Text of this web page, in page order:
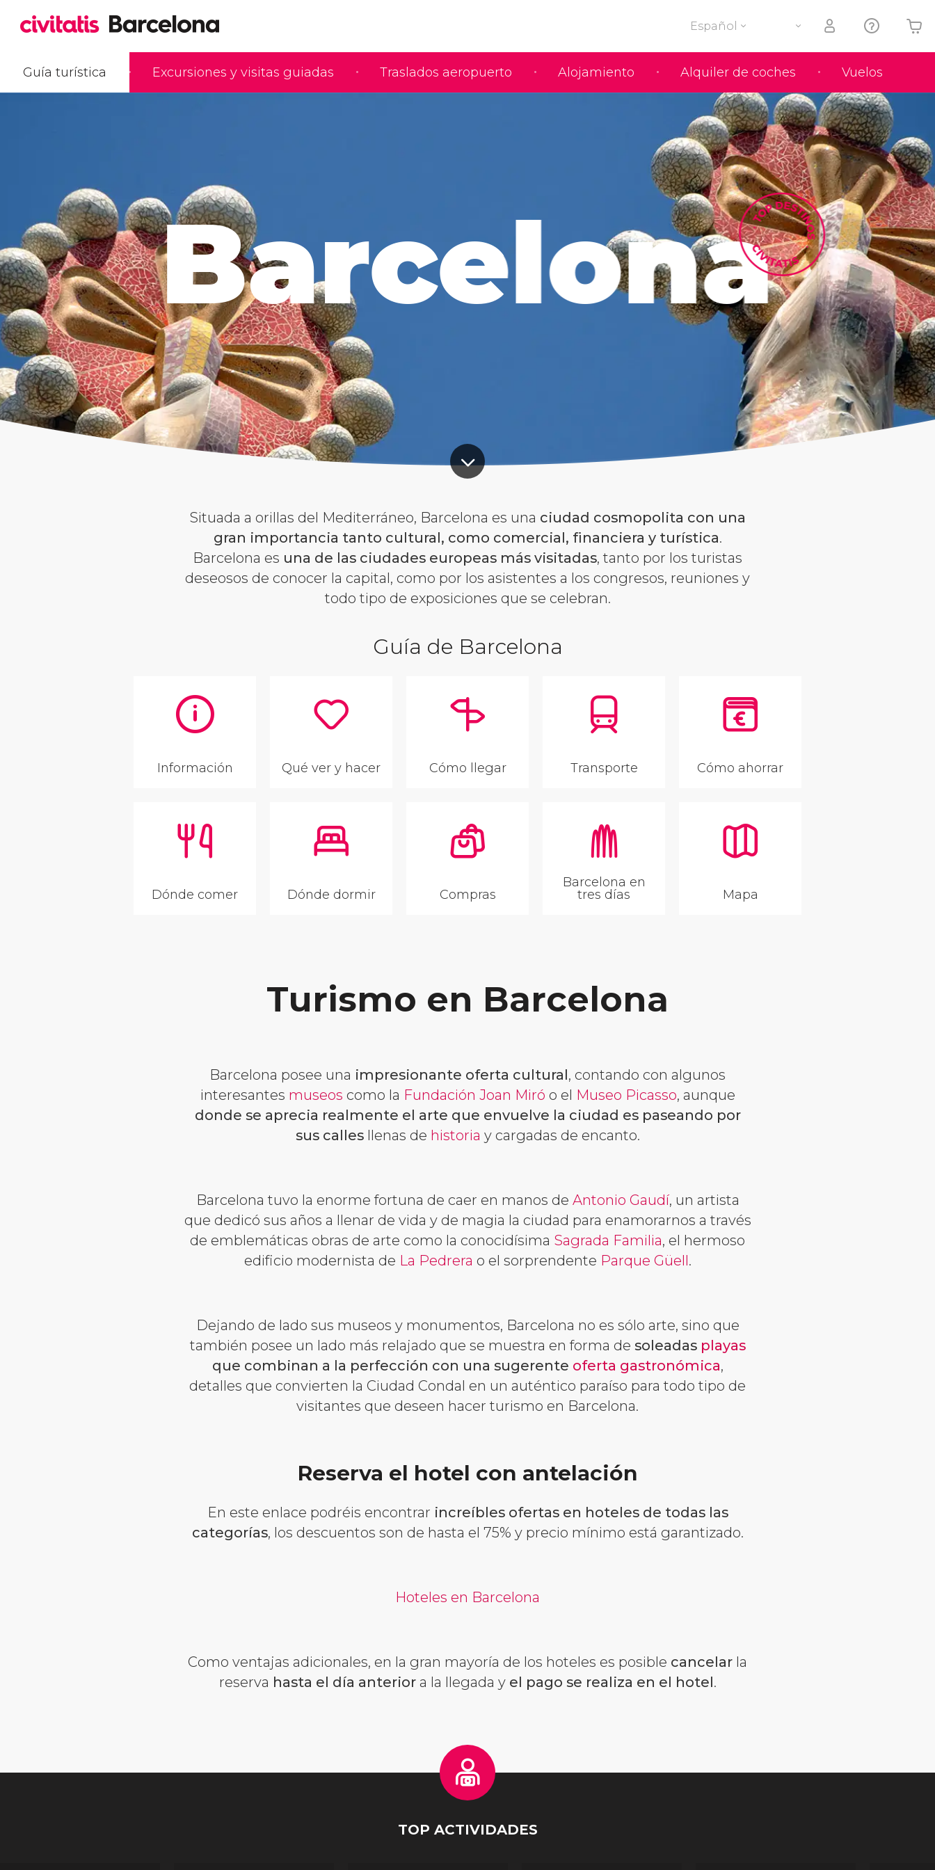
Guía turística Excursiones y visitas guiadas Traslados aeropuerto Alojamiento Alquiler de coches Vuelos
Español
Tu carrito está vacío
Barcelona
Situada a orillas del Mediterráneo, Barcelona es una ciudad cosmopolita con una
gran importancia tanto cultural, como comercial, financiera y turística.
Barcelona es una de las ciudades europeas más visitadas, tanto por los turistas
deseosos de conocer la capital, como por los asistentes a los congresos, reuniones y
todo tipo de exposiciones que se celebran.
Guía de Barcelona
Información Qué ver y hacer Cómo llegar Transporte Cómo ahorrar
Dónde comer Dónde dormir Compras
Barcelona en
tres días
Mapa
Turismo en Barcelona
Barcelona posee una impresionante oferta cultural, contando con algunos
interesantes museos como la Fundación Joan Miró o el Museo Picasso, aunque
donde se aprecia realmente el arte que envuelve la ciudad es paseando por
sus callesllenas de historia y cargadas de encanto.
Barcelona tuvo la enorme fortuna de caer en manos de Antonio Gaudí, un artista
que dedicó sus años a llenar de vida y de magia la ciudad para enamorarnos a través
de emblemáticas obras de arte como la conocidísima Sagrada Familia, el hermoso
edificio modernista de La Pedrera o el sorprendente Parque Güell.
Dejando de lado sus museos y monumentos, Barcelona no es sólo arte, sino que
también posee un lado más relajado que se muestra en forma de soleadas playas
que combinan a la perfección con una sugerente oferta gastronómica,
detalles que convierten la Ciudad Condal en un auténtico paraíso para todo tipo de
visitantes que deseen hacer turismo en Barcelona.
Reserva el hotel con antelación
En este enlace podréis encontrar increíbles ofertas en hoteles de todas las
categorías, los descuentos son de hasta el 75% y precio mínimo está garantizado.
Hoteles en Barcelona
Como ventajas adicionales, en la gran mayoría de los hoteles es posible cancelar la
reserva hasta el día anteriora la llegada y el pago se realiza en el hotel.
TOP ACTIVIDADES